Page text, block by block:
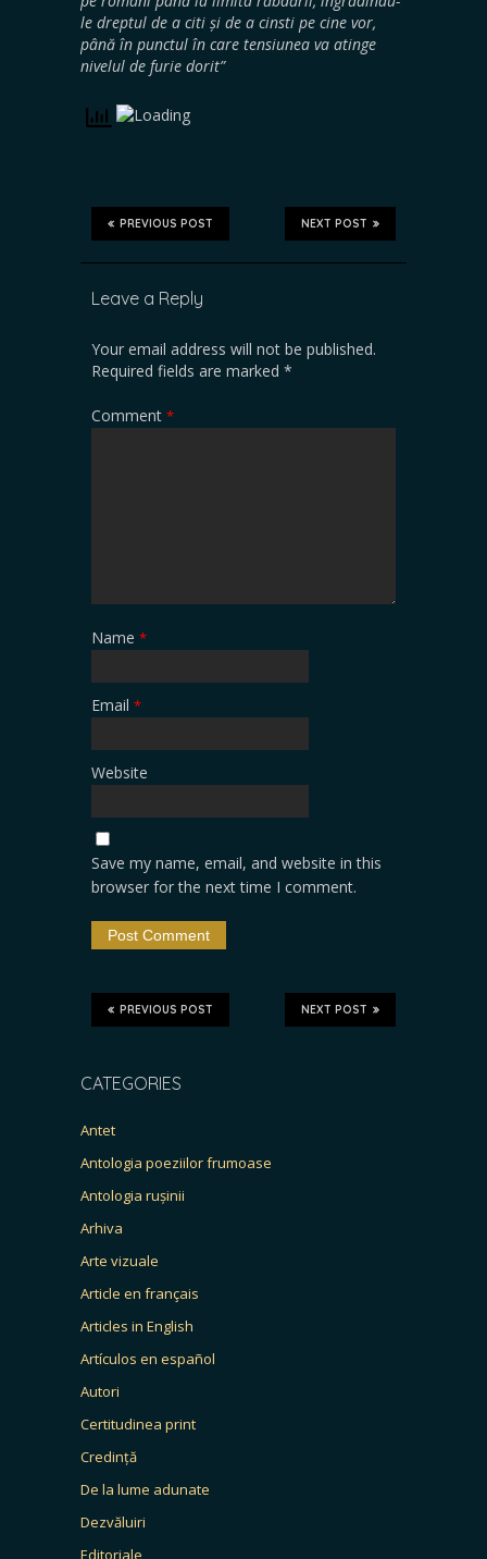
le dreptul de a citi și de a cinsti pe cine vor,
până în punctul în care tensiunea va atinge
nivelul de furie dorit”
NEXT POST
PREVIOUS POST
Leave a Reply
Your email address will not be published.
Required fields are marked *
Comment *
Name *
Email *
Website
Save my name, email, and website in this
browser for the next time I comment.
NEXT POST
PREVIOUS POST
CATEGORIES
Antet
Antologia poeziilor frumoase
Antologia rușinii
Arhiva
Arte vizuale
Article en français
Articles in English
Artículos en español
Autori
Certitudinea print
Credință
De la lume adunate
Dezvăluiri
Editoriale